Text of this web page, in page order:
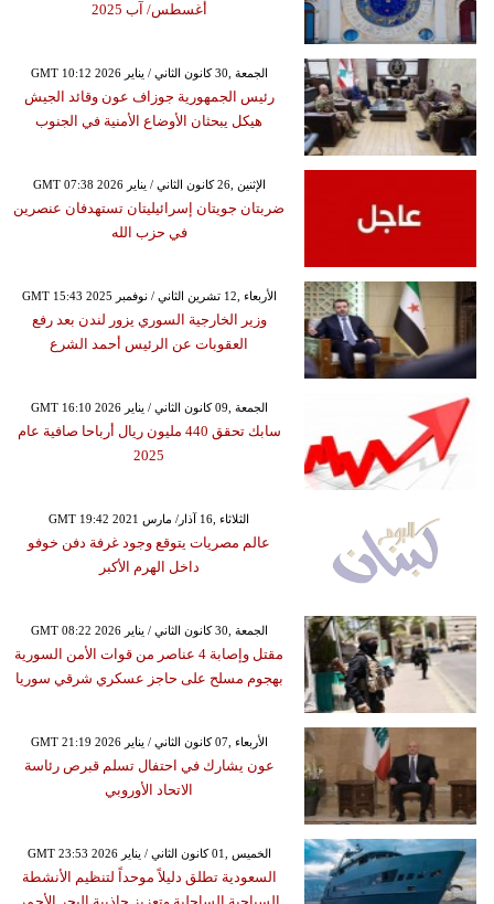
أغسطس/ آب 2025
GMT 10:12 2026 الجمعة ,30 كانون الثاني / يناير
رئيس الجمهورية جوزاف عون وقائد الجيش
هيكل يبحثان الأوضاع الأمنية في الجنوب
GMT 07:38 2026 الإثنين ,26 كانون الثاني / يناير
ضربتان جويتان إسرائيليتان تستهدفان عنصرين
في حزب الله
GMT 15:43 2025 الأربعاء ,12 تشرين الثاني / نوفمبر
وزير الخارجية السوري يزور لندن بعد رفع
العقوبات عن الرئيس أحمد الشرع
GMT 16:10 2026 الجمعة ,09 كانون الثاني / يناير
سابك تحقق 440 مليون ريال أرباحا صافية عام
2025
GMT 19:42 2021 الثلاثاء ,16 آذار/ مارس
عالم مصريات يتوقع وجود غرفة دفن خوفو
داخل الهرم الأكبر
GMT 08:22 2026 الجمعة ,30 كانون الثاني / يناير
مقتل وإصابة 4 عناصر من قوات الأمن السورية
بهجوم مسلح على حاجز عسكري شرقي سوريا
GMT 21:19 2026 الأربعاء ,07 كانون الثاني / يناير
عون يشارك في احتفال تسلم قبرص رئاسة
الاتحاد الأوروبي
GMT 23:53 2026 الخميس ,01 كانون الثاني / يناير
السعودية تطلق دليلاً موحداً لتنظيم الأنشطة